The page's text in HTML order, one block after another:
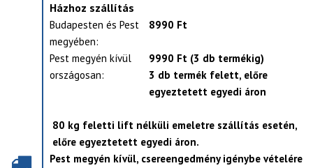
Házhoz szállítás
Budapesten és Pest
megyében:
8990 Ft
Pest megyén kívül
országosan:
9990 Ft (3 db termékig)
3 db termék felett, előre
egyeztetett egyedi áron
80 kg feletti lift nélküli emeletre szállítás esetén,
előre egyeztetett egyedi áron.
Pest megyén kívül, csereengedmény igénybe vételére